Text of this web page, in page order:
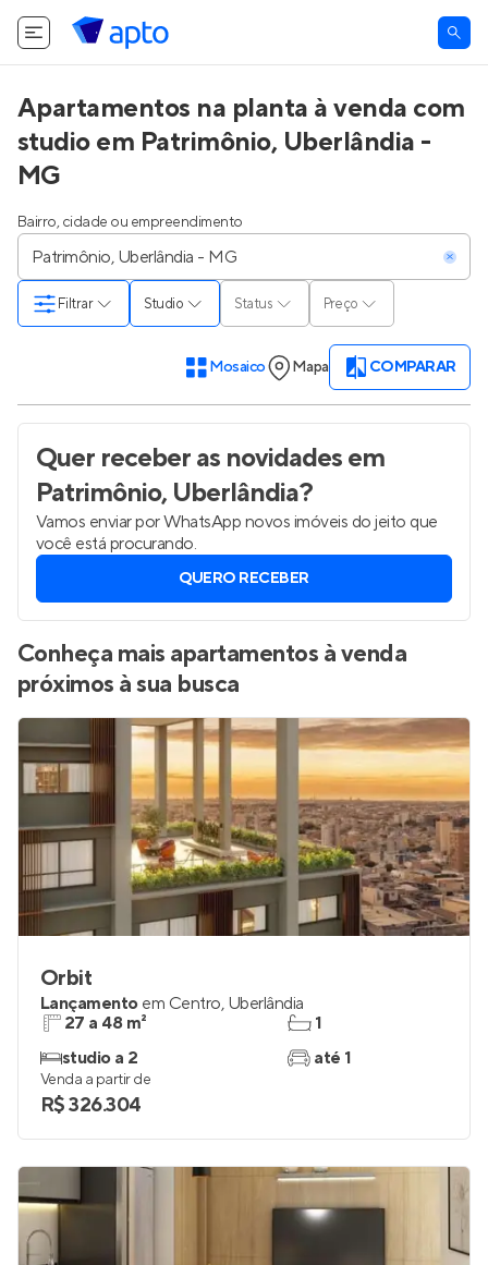
Apartamentos na planta à venda com
studio em Patrimônio, Uberlândia -
MG
Bairro, cidade ou empreendimento
Studio Status Preço
Filtrar
Mosaico Mapa COMPARAR
Quer receber as novidadesem
Patrimônio, Uberlândia?
Vamos enviar por WhatsApp novos imóveis do jeito que
você está procurando.
QUERO RECEBER
Conheça mais apartamentos à venda
próximos à sua busca
Orbit
Lançamento em Centro, Uberlândia
27 a 48 m²
studio a 2
1
até 1
Venda a partir de
R$ 326.304